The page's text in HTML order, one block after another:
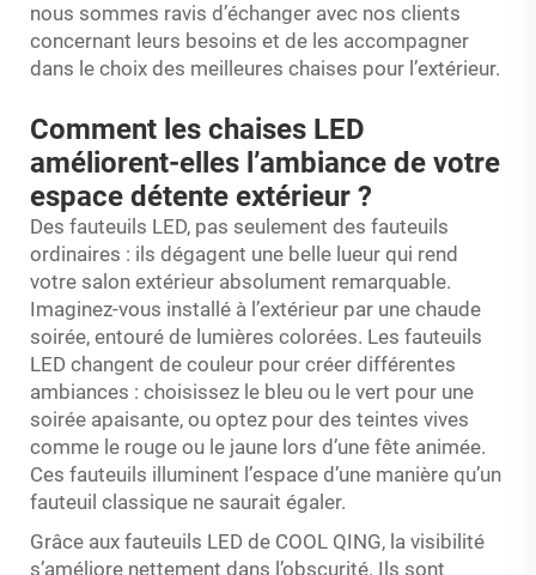
nous sommes ravis d’échanger avec nos clients
concernant leurs besoins et de les accompagner
dans le choix des meilleures chaises pour l’extérieur.
Comment les chaises LED
améliorent-elles l’ambiance de votre
espace détente extérieur ?
Des fauteuils LED, pas seulement des fauteuils
ordinaires : ils dégagent une belle lueur qui rend
votre salon extérieur absolument remarquable.
Imaginez-vous installé à l’extérieur par une chaude
soirée, entouré de lumières colorées. Les fauteuils
LED changent de couleur pour créer différentes
ambiances : choisissez le bleu ou le vert pour une
soirée apaisante, ou optez pour des teintes vives
comme le rouge ou le jaune lors d’une fête animée.
Ces fauteuils illuminent l’espace d’une manière qu’un
fauteuil classique ne saurait égaler.
Grâce aux fauteuils LED de COOL QING, la visibilité
s’améliore nettement dans l’obscurité. Ils sont